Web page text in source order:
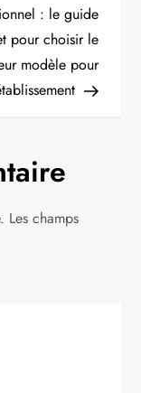
: le guide
pour choisir le
modèle pour
Les champs